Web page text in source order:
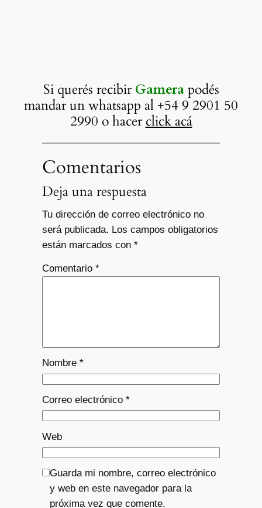
Si querés recibirGamerapodés
mandar un whatsapp al +54 9 2901 50
2990 o hacerclick acá
Comentarios
Deja una respuesta
Tu dirección de correo electrónico no
será publicada. Los campos obligatorios
están marcados con *
Comentario *
Nombre *
Correo electrónico *
Web
Guarda mi nombre, correo electrónico
y web en este navegador para la
próxima vez que comente.